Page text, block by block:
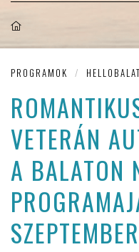
PROGRAMOK /
VETERÁN
A BALATON